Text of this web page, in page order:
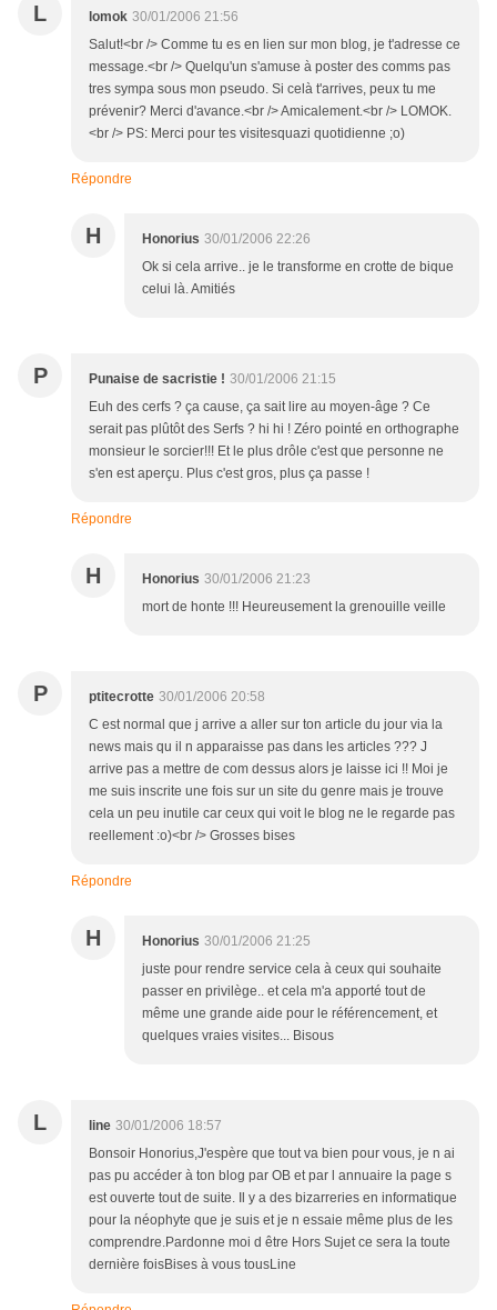
L lomok 30/01/2006 21:56
Salut!<br /> Comme tu es en lien sur mon blog, je t'adresse ce
message.<br /> Quelqu'un s'amuse à poster des comms pas
tres sympa sous mon pseudo. Si celà t'arrives, peux tu me
prévenir? Merci d'avance.<br /> Amicalement.<br /> LOMOK.
<br /> PS: Merci pour tes visitesquazi quotidienne ;o)
Répondre
H Honorius 30/01/2006 22:26
Ok si cela arrive.. je le transforme en crotte de bique
celui là. Amitiés
P Punaise de sacristie ! 30/01/2006 21:15
Euh des cerfs ? ça cause, ça sait lire au moyen-âge ? Ce
serait pas plûtôt des Serfs ? hi hi ! Zéro pointé en orthographe
monsieur le sorcier!!! Et le plus drôle c'est que personne ne
s'en est aperçu. Plus c'est gros, plus ça passe !
Répondre
H Honorius 30/01/2006 21:23
mort de honte !!! Heureusement la grenouille veille
P ptitecrotte 30/01/2006 20:58
C est normal que j arrive a aller sur ton article du jour via la
news mais qu il n apparaisse pas dans les articles ??? J
arrive pas a mettre de com dessus alors je laisse ici !! Moi je
me suis inscrite une fois sur un site du genre mais je trouve
cela un peu inutile car ceux qui voit le blog ne le regarde pas
reellement :o)<br /> Grosses bises
Répondre
H Honorius 30/01/2006 21:25
juste pour rendre service cela à ceux qui souhaite
passer en privilège.. et cela m'a apporté tout de
même une grande aide pour le référencement, et
quelques vraies visites... Bisous
L line 30/01/2006 18:57
Bonsoir Honorius,J'espère que tout va bien pour vous, je n ai
pas pu accéder à ton blog par OB et par l annuaire la page s
est ouverte tout de suite. Il y a des bizarreries en informatique
pour la néophyte que je suis et je n essaie même plus de les
comprendre.Pardonne moi d être Hors Sujet ce sera la toute
dernière foisBises à vous tousLine